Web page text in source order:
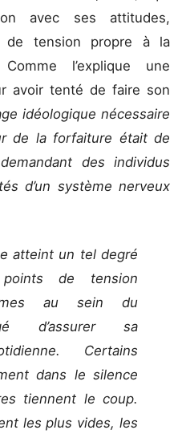
avec ses attitudes,
tension propre à la
l’explique une
avoir tenté de faire son
idéologique nécessaire
de la forfaiture était de
des individus
d’un système nerveux
atteint un tel degré
points de tension
au sein du
d’assurer sa
Certains
dans le silence
tiennent le coup.
les plus vides, les